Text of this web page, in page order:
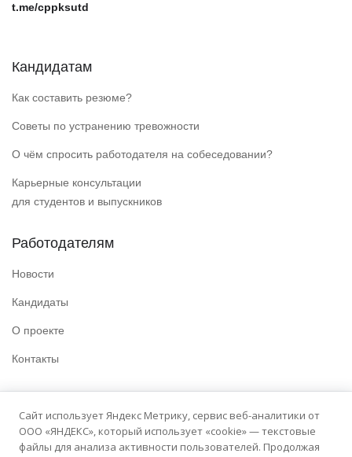
t.me/cppksutd
Кандидатам
Как составить резюме?
Советы по устранению тревожности
О чём спросить работодателя на собеседовании?
Карьерные консультации
для студентов и выпускников
Работодателям
Новости
Кандидаты
О проекте
Контакты
Политика конфиденциальности
Сайт использует Яндекс Метрику, сервис веб-аналитики от
ООО «ЯНДЕКС», который использует «cookie» — текстовые
файлы для анализа активности пользователей. Продолжая